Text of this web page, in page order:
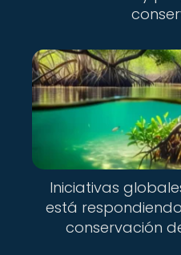
Iniciativas
está
conservación